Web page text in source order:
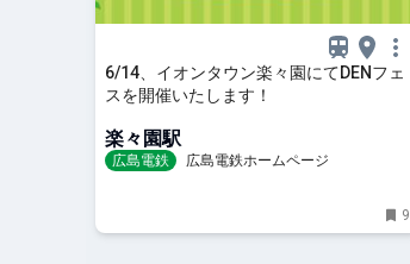
6/14、イオンタウン楽々園にてDENフェ
スを開催いたします！
楽々園駅
広島電鉄 広島電鉄ホームページ
9